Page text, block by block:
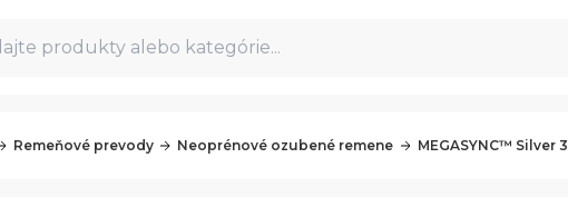
produkty alebo kategórie...
Remeňové prevody Neoprénové ozubené remene MEGASYNC™ Silver 3